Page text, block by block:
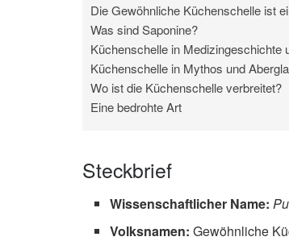
Die Gewöhnliche Küchenschelle ist
Was sind Saponine?
Küchenschelle in Medizingeschichte
Küchenschelle in Mythos und
Wo ist die Küchenschelle verbreitet?
Eine bedrohte Art
Steckbrief
Wissenschaftlicher Name:
Volksnamen: Gewöhnliche